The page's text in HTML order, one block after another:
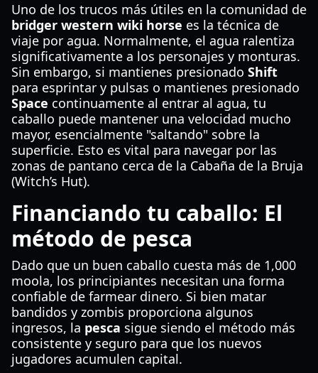
Uno de los trucos más útiles en la comunidad de
bridger western wiki horse es la técnica de
viaje por agua. Normalmente, el agua ralentiza
significativamente a los personajes y monturas.
Sin embargo, si mantienes presionado Shift
para esprintar y pulsas o mantienes presionado
Space continuamente al entrar al agua, tu
caballo puede mantener una velocidad mucho
mayor, esencialmente "saltando" sobre la
superficie. Esto es vital para navegar por las
zonas de pantano cerca de la Cabaña de la Bruja
(Witch’s Hut).
Financiando tu caballo: El
método de pesca
Dado que un buen caballo cuesta más de 1,000
moola, los principiantes necesitan una forma
confiable de farmear dinero. Si bien matar
bandidos y zombis proporciona algunos
ingresos, la pesca sigue siendo el método más
consistente y seguro para que los nuevos
jugadores acumulen capital.